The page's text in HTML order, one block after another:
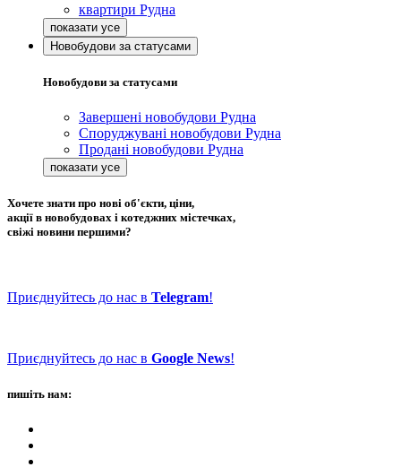
квартири Рудна
Новобудови за статусами
Новобудови за статусами
Завершені новобудови Рудна
Споруджувані новобудови Рудна
Продані новобудови Рудна
Хочете знати про нові об'єкти, ціни,
акції в новобудовах і котеджних містечках,
свіжі новини першими?
Приєднуйтесь до нас в Telegram!
Приєднуйтесь до нас в Google News!
пишіть нам: